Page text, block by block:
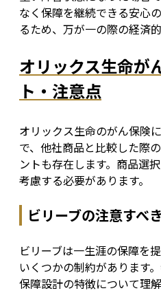
なく保障を継続できる安心
るため、万が一の際の経済
オリックス生命が
ト・注意点
オリックス生命のがん保険
で、他社商品と比較した際
ントも存在します。商品選
考慮する必要があります。
ビリーブの注意すべ
ビリーブは一生涯の保障を
いくつかの制約があります
保障設計の特徴について理